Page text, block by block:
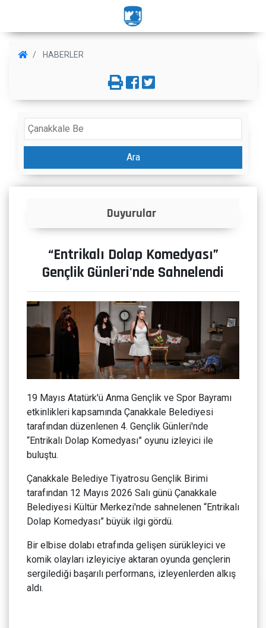
HABERLER
Ara
İlanlar
“Entrikalı Dolap Komedyası”
Gençlik Günleri'nde Sahnelendi
19 Mayıs Atatürk'ü Anma Gençlik ve Spor Bayramı
etkinlikleri kapsamında Çanakkale Belediyesi
tarafından düzenlenen 4. Gençlik Günleri'nde
“Entrikalı Dolap Komedyası” oyunu izleyici ile
buluştu.
Çanakkale Belediye Tiyatrosu Gençlik Birimi
tarafından 12 Mayıs 2026 Salı günü Çanakkale
Belediyesi Kültür Merkezi'nde sahnelenen “Entrikalı
Dolap Komedyası” büyük ilgi gördü.
Bir elbise dolabı etrafında gelişen sürükleyici ve
komik olayları izleyiciye aktaran oyunda gençlerin
sergilediği başarılı performans, izleyenlerden alkış
aldı.